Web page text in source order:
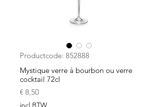
Productcode: 852888
Mystique verre à bourbon ou verre
cocktail 72cl
€ 8,50Prijs
incl.BTW